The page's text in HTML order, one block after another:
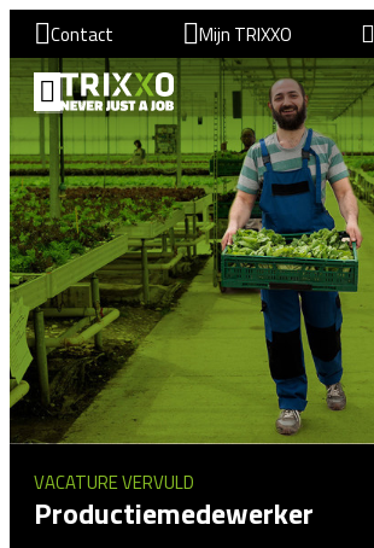
Contact Mijn TRIXXO
VACATURE VERVULD
Productiemedewerker